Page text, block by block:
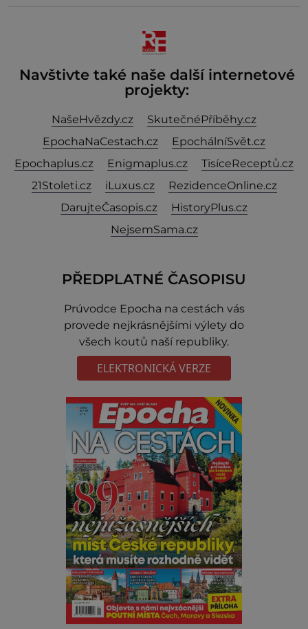
Navštivte také naše další internetové
projekty:
NašeHvězdy.cz
SkutečnéPříběhy.cz
EpochaNaCestach.cz
EpochálníSvět.cz
Epochaplus.cz
Enigmaplus.cz
TisíceReceptů.cz
21Stoleti.cz
iLuxus.cz
RezidenceOnline.cz
DarujteČasopis.cz
HistoryPlus.cz
NejsemSama.cz
PŘEDPLATNÉ ČASOPISU
Prúvodce Epocha na cestách vás
provede nejkrásnějšími výlety do
všech koutů naší republiky.
ELEKTRONICKÁ VERZE